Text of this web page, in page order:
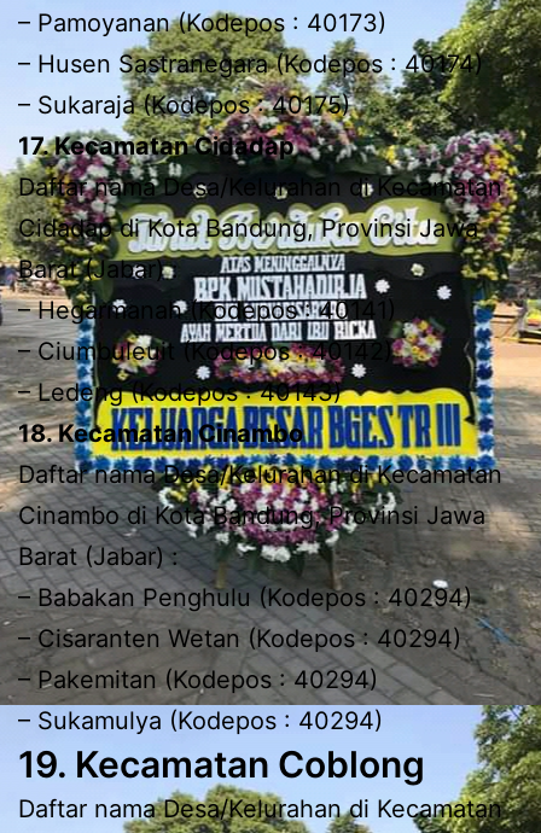
– Pamoyanan (Kodepos : 40173)
– Husen Sastranegara (Kodepos : 40174)
– Sukaraja (Kodepos : 40175)
17. Kecamatan Cidadap
Daftar nama Desa/Kelurahan di Kecamatan
Cidadap di Kota Bandung, Provinsi Jawa
Barat (Jabar) :
– Hegarmanah (Kodepos : 40141)
– Ciumbuleuit (Kodepos : 40142)
– Ledeng (Kodepos : 40143)
18. Kecamatan Cinambo
Daftar nama Desa/Kelurahan di Kecamatan
Cinambo di Kota Bandung, Provinsi Jawa
Barat (Jabar) :
– Babakan Penghulu (Kodepos : 40294)
– Cisaranten Wetan (Kodepos : 40294)
– Pakemitan (Kodepos : 40294)
– Sukamulya (Kodepos : 40294)
19. Kecamatan Coblong
Daftar nama Desa/Kelurahan di Kecamatan